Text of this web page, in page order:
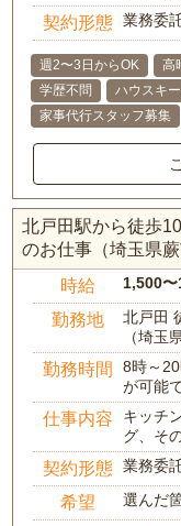
契約形態 業務委
週2〜3日からOK 高
学歴不問
ハウスキ
家事代行スタッフ募集
北戸田駅から徒歩
のお仕事（埼玉県蕨
時給 1,500〜
勤務地
北戸田
（埼玉
勤務時間
8時～
が可能
仕事内容
キッチ
グ、そ
契約形態 業務委
希望 選んだ